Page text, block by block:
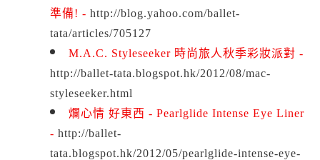
準備! - http://blog.yahoo.com/ballet-
tata/articles/705127
M.A.C. Styleseeker 時尚旅人秋季彩妝派對 -
http://ballet-tata.blogspot.hk/2012/08/mac-
styleseeker.html
爛心情 好東西 - Pearlglide Intense Eye Liner
- http://ballet-
tata.blogspot.hk/2012/05/pearlglide-intense-eye-